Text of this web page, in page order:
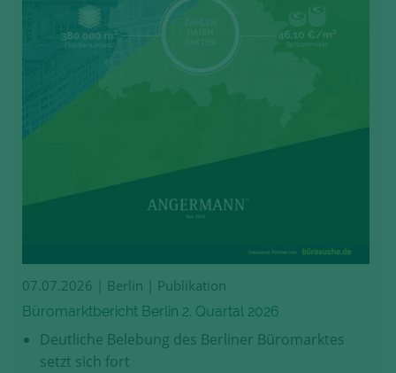
07.07.2026 | Berlin | Publikation
Büromarktbericht Berlin 2. Quartal 2026
Deutliche Belebung des Berliner Büromarktes
setzt sich fort